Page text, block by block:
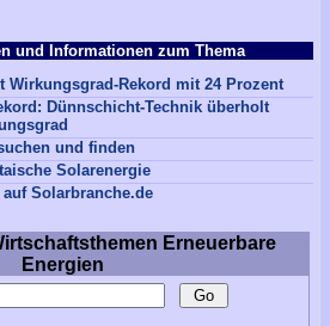
und Informationen zum Thema
Rekord mit 24 Prozent
Dünnschicht-Technik überholt
und finden
Solarenergie
Solarbranche.de
Erneuerbare
Energien